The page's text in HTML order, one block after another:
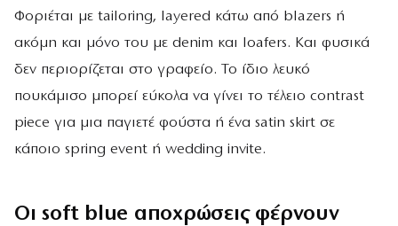
Φοριέται με tailoring, layered κάτω από blazers ή
ακόμη και μόνο του με denim και loafers. Και φυσικά
δεν περιορίζεται στο γραφείο. Το ίδιο λευκό
πουκάμισο μπορεί εύκολα να γίνει το τέλειο contrast
piece για μια παγιετέ φούστα ή ένα satin skirt σε
κάποιο spring event ή wedding invite.
Οι soft blue αποχρώσεις φέρνουν